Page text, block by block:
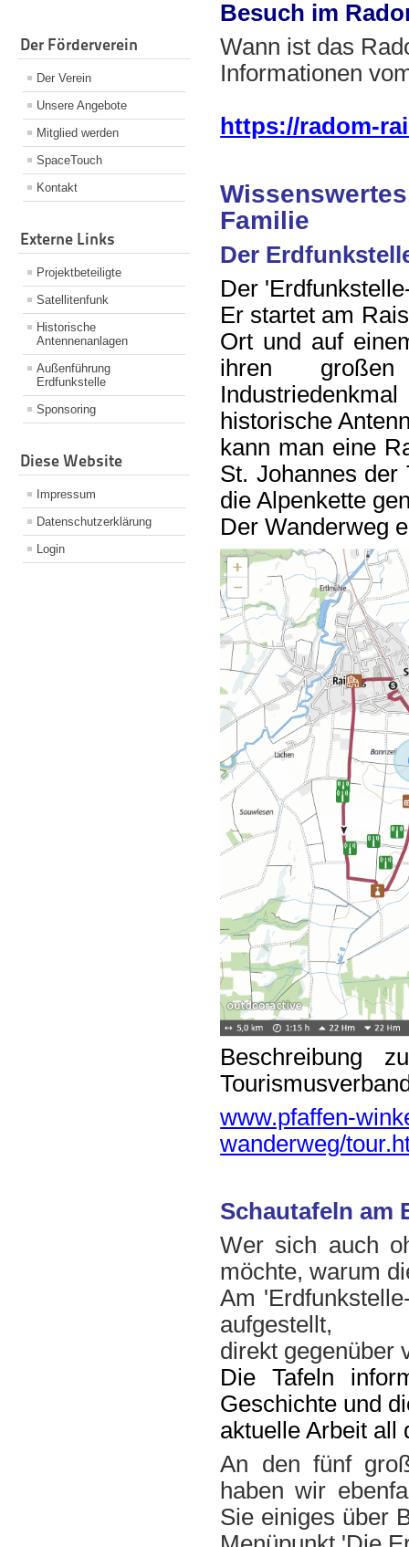
Der Förderverein
Der Verein
Unsere Angebote
Mitglied werden
SpaceTouch
Kontakt
Externe Links
Projektbeteiligte
Satellitenfunk
Historische
Antennenanlagen
Außenführung
Erdfunkstelle
Sponsoring
Diese Website
Impressum
Datenschutzerklärung
Login
Besuch im
Wann ist das
Informationen
https://radom-
Familie
Der
Der
Er startet am
Ort und auf
ihren
historische
kann man eine
St. Johannes
die Alpenkette
Der Wanderweg
Beschreibung
www.pfaffen-
wanderweg/
Schautafeln am
Wer sich auch
möchte, warum
Am
aufgestellt,
direkt gegenüber
Die Tafeln
Geschichte und
aktuelle Arbeit all
An den fünf
haben wir
Sie einiges über